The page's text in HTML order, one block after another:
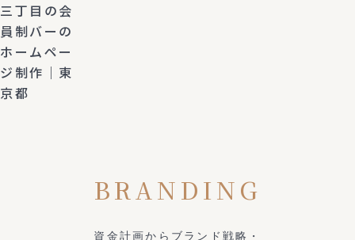
三丁目の会
員制バーの
ホームペー
ジ制作｜東
京都
BRANDING
資金計画からブランド戦略・